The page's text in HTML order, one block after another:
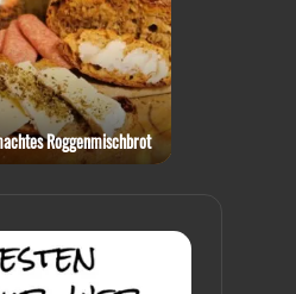
Roggenmischbrot